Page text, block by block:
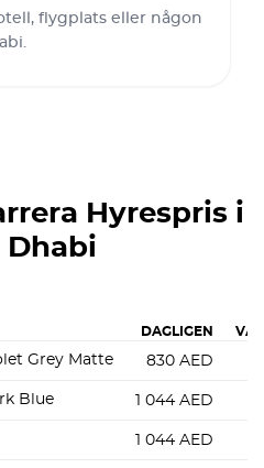
flygplats eller någon
Hyrespris i
Dhabi
DAGLIGEN
Grey Matte 830 AED
Blue 1 044 AED
1 044 AED